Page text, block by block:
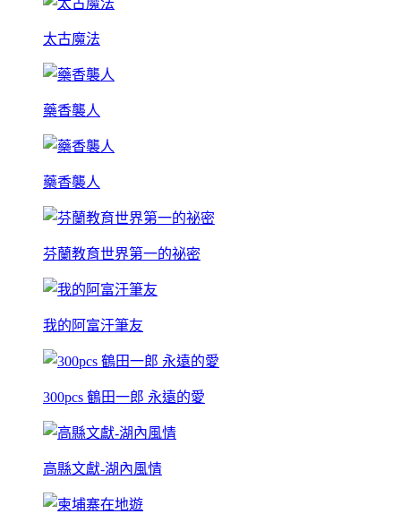
太古魔法
藥香襲人
藥香襲人
芬蘭教育世界第一的祕密
我的阿富汗筆友
300pcs 鶴田一郎 永遠的愛
高縣文獻-湖內風情